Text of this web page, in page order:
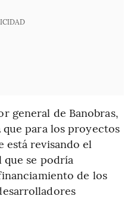
general de Banobras,
que para los proyectos
está revisando el
que se podría
de los